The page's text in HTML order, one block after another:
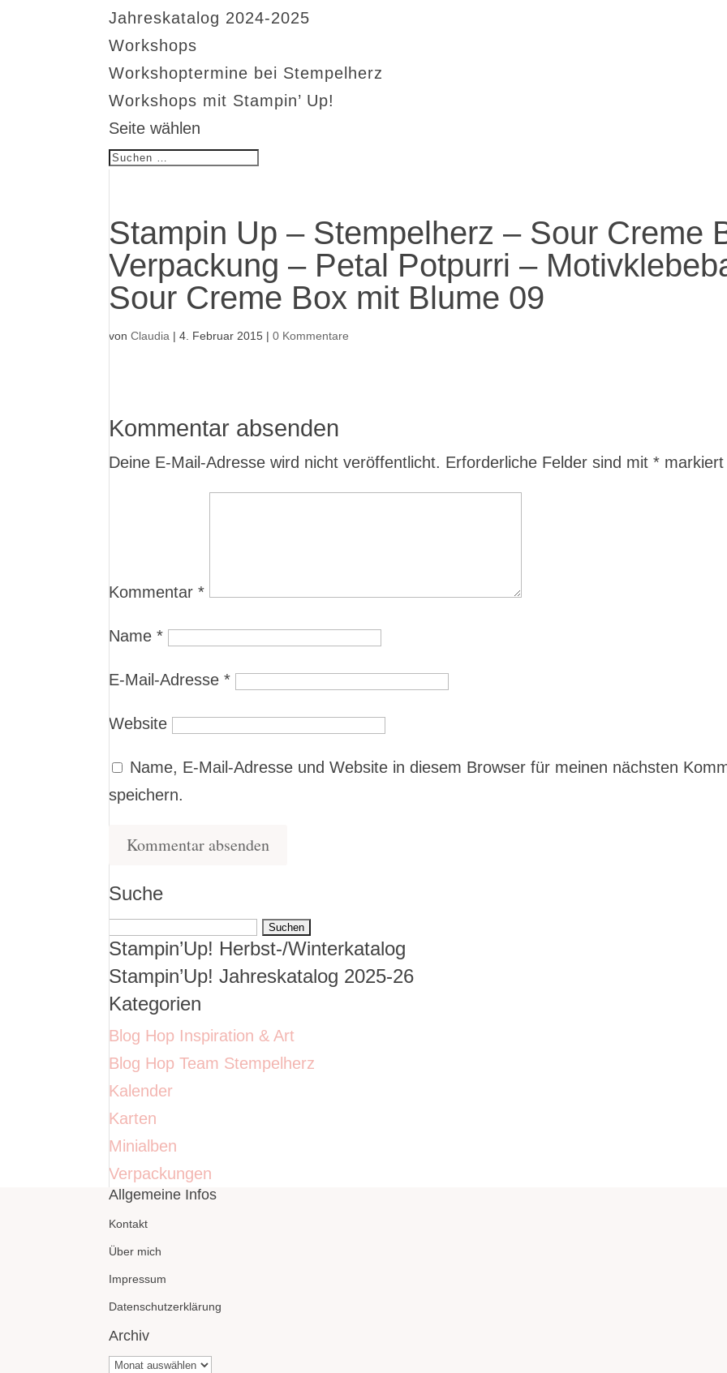
Jahreskatalog 2024-2025
Workshops
Workshoptermine bei Stempelherz
Workshops mit Stampin’ Up!
Seite wählen
Stampin Up – Stempelherz – Sour Creme
Verpackung – Petal Potpurri –
Sour Creme Box mit Blume 09
vonClaudia |4. Februar 2015 |0 Kommentare
Kommentar absenden
Deine E-Mail-Adresse wird nicht veröffentlicht. Erforderliche Felder sind mit* markiert
Kommentar*
Name*
E-Mail-Adresse*
Website
Name, E-Mail-Adresse und Website in diesem Browser für meinen nächsten
speichern.
Suche
Suchen
nach:
Stampin’Up! Herbst-/Winterkatalog
Stampin’Up! Jahreskatalog 2025-26
Kategorien
Blog Hop Inspiration & Art
Blog Hop Team Stempelherz
Kalender
Karten
Minialben
Verpackungen
Allgemeine Infos
Kontakt
Über mich
Impressum
Datenschutzerklärung
Archiv
Archiv